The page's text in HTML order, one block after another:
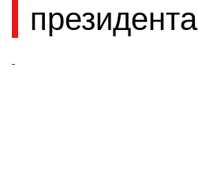
президента